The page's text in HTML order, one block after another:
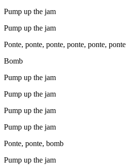
Pump up the jam
Pump up the jam
Ponte, ponte, ponte, ponte, ponte, ponte
Bomb
Pump up the jam
Pump up the jam
Pump up the jam
Pump up the jam
Ponte, ponte, bomb
Pump up the jam